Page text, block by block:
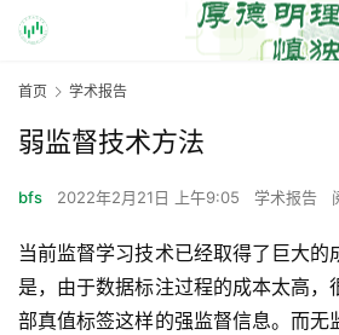
首页 学术报告
弱监督技术方法
bfs 2022年2月21日 上午9:05 学术报告
当前监督学习技术已经取得了巨大的
是，由于数据标注过程的成本太高，
部真值标签这样的强监督信息。而无